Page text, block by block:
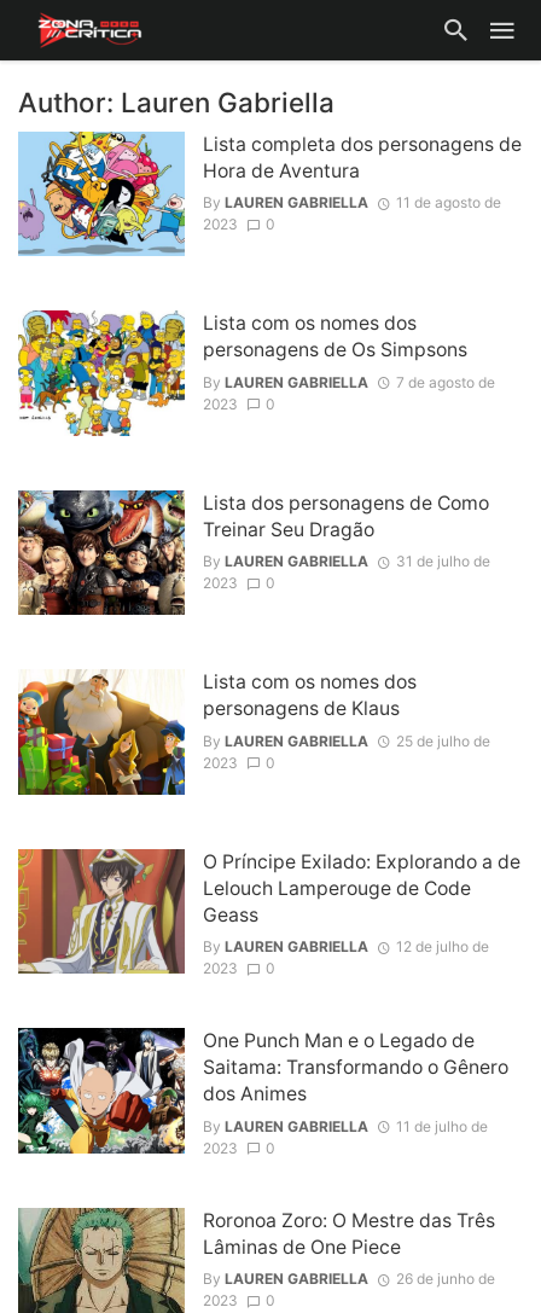
Author: Lauren Gabriella
Lista completa dos personagens de
Hora de Aventura
By LAUREN GABRIELLA
11 de agosto de
2023
0
Lista com os nomes dos
personagens de Os Simpsons
By LAUREN GABRIELLA
7 de agosto de
2023
0
Lista dos personagens de Como
Treinar Seu Dragão
By LAUREN GABRIELLA
31 de julho de
2023
0
Lista com os nomes dos
personagens de Klaus
By LAUREN GABRIELLA
25 de julho de
2023
0
O Príncipe Exilado: Explorando a de
Lelouch Lamperouge de Code
Geass
By LAUREN GABRIELLA
12 de julho de
2023
0
One Punch Man e o Legado de
Saitama: Transformando o Gênero
dos Animes
By LAUREN GABRIELLA
11 de julho de
2023
0
Roronoa Zoro: O Mestre das Três
Lâminas de One Piece
By LAUREN GABRIELLA
26 de junho de
2023
0